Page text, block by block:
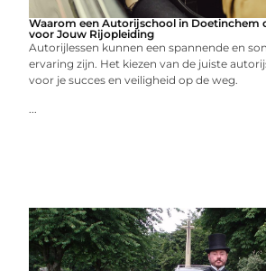
Waarom een Autorijschool in Doetinchem
voor Jouw Rijopleiding
Autorijlessen kunnen een spannende en
ervaring zijn. Het kiezen van de juiste
voor je succes en veiligheid op de weg.
...